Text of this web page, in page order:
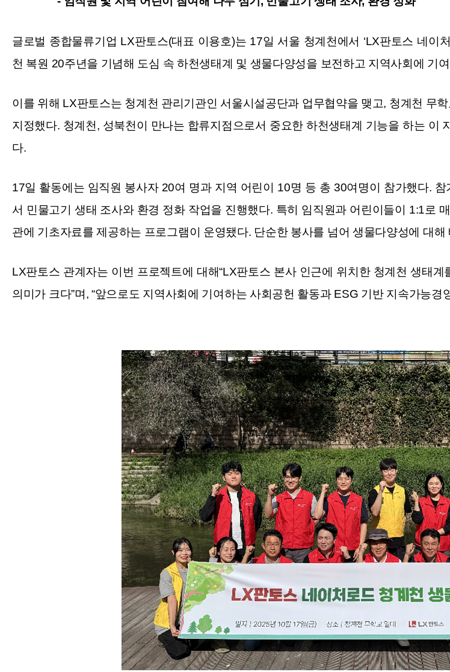
글로벌 종합물류기업 LX판토스(대표 이용호)는 17일 서울 청계천에서 ‘LX판토스 네이
천 복원 20주년을 기념해 도심 속 하천생태계 및 생물다양성을 보전하고 지역사회에 기
이를 위해 LX판토스는 청계천 관리기관인 서울시설공단과 업무협약을 맺고, 청계천 무
지정했다. 청계천, 성북천이 만나는 합류지점으로서 중요한 하천생태계 기능을 하는 이
다.
17일 활동에는 임직원 봉사자 20여 명과 지역 어린이 10명 등 총 30여명이 참가했다.
서 민물고기 생태 조사와 환경 정화 작업을 진행했다. 특히 임직원과 어린이들이 1:1로
관에 기초자료를 제공하는 프로그램이 운영됐다. 단순한 봉사를 넘어 생물다양성에 대
LX판토스 관계자는 이번 프로젝트에 대해“LX판토스 본사 인근에 위치한 청계천 생태
의미가 크다”며, “앞으로도 지역사회에 기여하는 사회공헌 활동과 ESG 기반 지속가능